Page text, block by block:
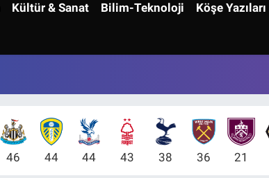
Kültür & Sanat Bilim-Teknoloji Köşe Yazıları
46 44 44 43 38 36 21